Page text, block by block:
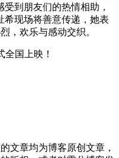
到朋友们的热情相助，
希现场将善意传递，她表
，欢乐与感动交织。
全国上映！
文章均为博客原创文章，